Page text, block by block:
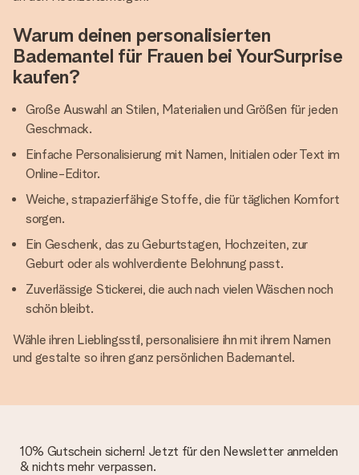
Warum deinen personalisierten
Bademantel für Frauen bei YourSurprise
kaufen?
Große Auswahl an Stilen, Materialien und Größen für jeden
Geschmack.
Einfache Personalisierung mit Namen, Initialen oder Text im
Online-Editor.
Weiche, strapazierfähige Stoffe, die für täglichen Komfort
sorgen.
Ein Geschenk, das zu Geburtstagen, Hochzeiten, zur
Geburt oder als wohlverdiente Belohnung passt.
Zuverlässige Stickerei, die auch nach vielen Wäschen noch
schön bleibt.
Wähle ihren Lieblingsstil, personalisiere ihn mit ihrem Namen
und gestalte so ihren ganz persönlichen Bademantel.
10% Gutschein sichern! Jetzt für den Newsletter anmelden
& nichts mehr verpassen.